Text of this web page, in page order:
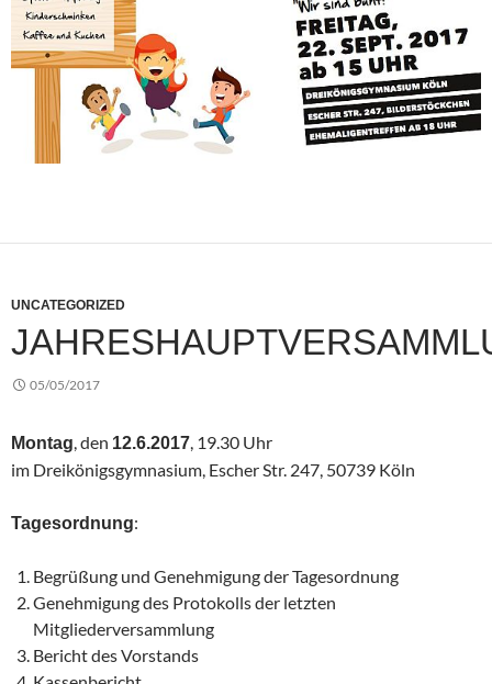
UNCATEGORIZED
05/05/2017
Montag, den 12.6.2017, 19.30 Uhr
im Dreikönigsgymnasium, Escher Str. 247, 50739 Köln
Tagesordnung:
Begrüßung und Genehmigung der Tagesordnung
Genehmigung des Protokolls der letzten
Mitgliederversammlung
Bericht des Vorstands